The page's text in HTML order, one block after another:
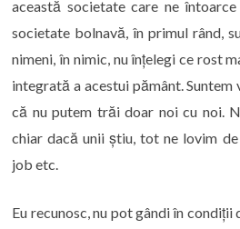
această societate care ne
societate bolnavă, în primul rând,
nimeni, în nimic, nu înțelegi ce rost
integrată a acestui pământ. Suntem
că nu putem trăi doar noi cu noi.
chiar dacă unii știu, tot ne lovim
job etc.
Eu recunosc, nu pot gândi în condiții